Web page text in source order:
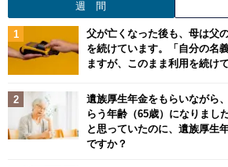
週 間
父が亡くなった後も、母は父
を続けています。「自分の名
ますが、このまま利用を続け
遺族厚生年金をもらいながら
らう年齢（65歳）になりまし
と思っていたのに、遺族厚生
ですか？